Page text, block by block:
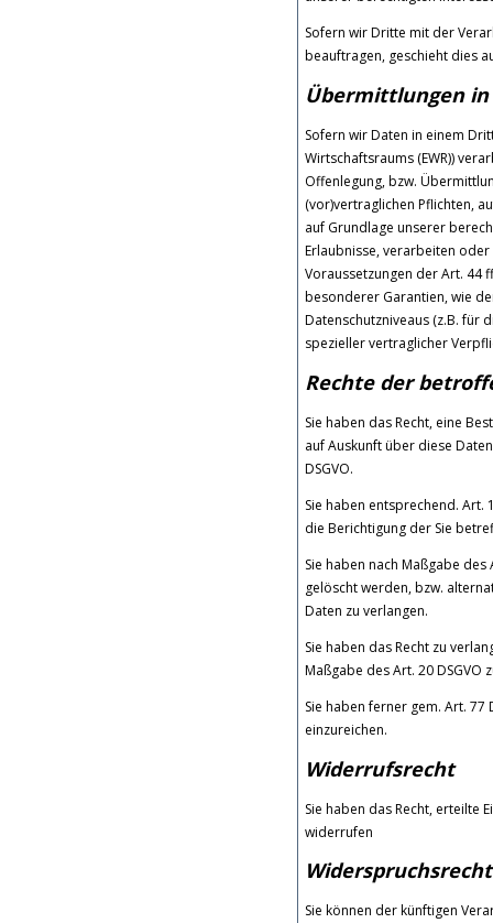
Sofern wir Dritte mit der
beauftragen, geschieht dies
Übermittlungen
Sofern wir Daten in einem
Wirtschaftsraums (EWR))
Offenlegung, bzw.
(vor)vertraglichen Pflichten,
auf Grundlage unserer
Erlaubnisse, verarbeiten
Voraussetzungen der Art. 44
besonderer Garantien, wie
Datenschutzniveaus (z.B. für
spezieller vertraglicher
Rechte der
Sie haben das Recht, eine
auf Auskunft über diese
DSGVO.
Sie haben entsprechend. Art.
die Berichtigung der Sie
Sie haben nach Maßgabe
gelöscht werden, bzw.
Daten zu verlangen.
Sie haben das Recht zu
Maßgabe des Art. 20
Sie haben ferner gem. Art.
einzureichen.
Widerrufsrecht
Sie haben das Recht, erteilte
widerrufen
Widerspruchsrecht
Sie können der künftigen